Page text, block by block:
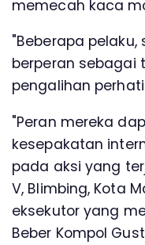
memecah kaca
"Beberapa pelaku,
berperan sebagai
pengalihan
"Peran mereka
kesepakatan
pada aksi yang
V, Blimbing, Kota
eksekutor yang
Beber Kompol